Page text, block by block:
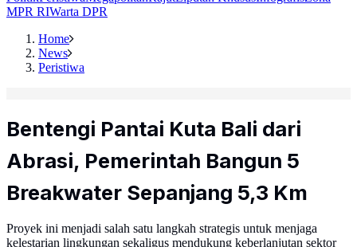
MPR RIWarta DPR
Home
News
Peristiwa
Bentengi Pantai Kuta Bali dari
Abrasi, Pemerintah Bangun 5
Breakwater Sepanjang 5,3 Km
Proyek ini menjadi salah satu langkah strategis untuk menjaga
kelestarian lingkungan sekaligus mendukung keberlanjutan sektor